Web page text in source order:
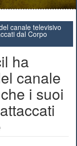
canale televisivo
dal Corpo
ha
canale
i suoi